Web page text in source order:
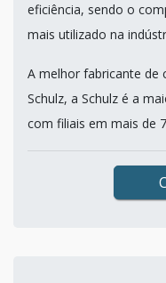
eficiência, sendo o
mais utilizado na
A melhor fabricante de
Schulz, a Schulz é a
com filiais em mais de